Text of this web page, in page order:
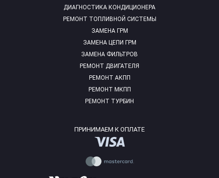
ДИАГНОСТИКА КОНДИЦИОНЕРА
РЕМОНТ ТОПЛИВНОЙ СИСТЕМЫ
ЗАМЕНА ГРМ
ЗАМЕНА ЦЕПИ ГРМ
ЗАМЕНА ФИЛЬТРОВ
РЕМОНТ ДВИГАТЕЛЯ
РЕМОНТ АКПП
РЕМОНТ МКПП
РЕМОНТ ТУРБИН
ПРИНИМАЕМ К ОПЛАТЕ